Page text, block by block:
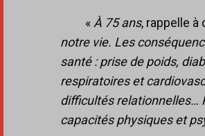
« À 75 ans, rappelle à
notre vie. Les
santé : prise de poids,
respiratoires et
difficultés relationnelles…
capacités physiques et